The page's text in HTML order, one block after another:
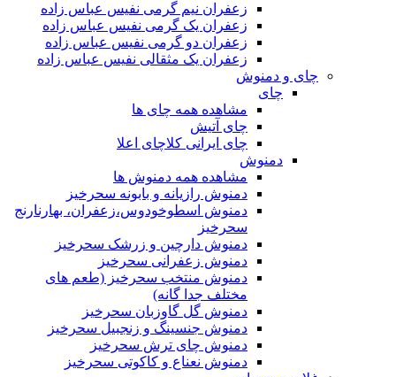
زعفران نیم گرمی نفیس عباس زاده
زعفران یک گرمی نفیس عباس زاده
زعفران دو گرمی نفیس عباس زاده
زعفران یک مثقالی نفیس عباس زاده
چای و دمنوش
چای
مشاهده همه چای ها
چای آتیش
چای ایرانی کلاچای اعلا
دمنوش
مشاهده همه دمنوش ها
دمنوش رازیانه و بابونه سحرخیز
دمنوش اسطوخودوس،زعفران، بهارنارنج
سحرخیز
دمنوش دارچین و زرشک سحرخیز
دمنوش زعفرانی سحرخیز
دمنوش منتخب سحرخیز (طعم های
مختلف جدا گانه)
دمنوش گل گاوزبان سحرخیز
دمنوش جنسینگ و زنجبیل سحرخیز
دمنوش چای ترش سحرخیز
دمنوش نعناع و کاکوتی سحرخیز